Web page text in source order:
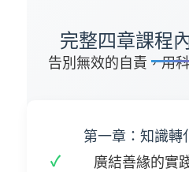
完整四章課程
告別無效的自責，用
第一章：知識轉
廣結善緣的實